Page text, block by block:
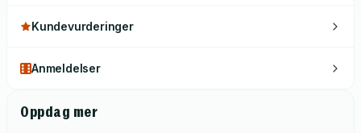
Kundevurderinger
Anmeldelser
Oppdag mer